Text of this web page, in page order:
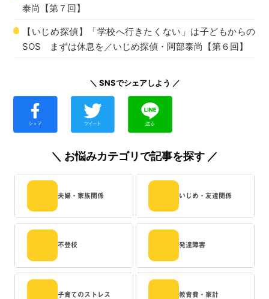
泰尚【第７回】
【いじめ探偵】「学校へ行きたくない」は子どもからの
SOS まずは休息を／いじめ探偵・阿部泰尚【第６回】
＼ SNSでシェアしよう ／
＼ お悩みカテゴリで記事を探す ／
夫婦・家族関係 いじめ・友達関係
不登校 発達障害
子育てのストレス 教育費・家計